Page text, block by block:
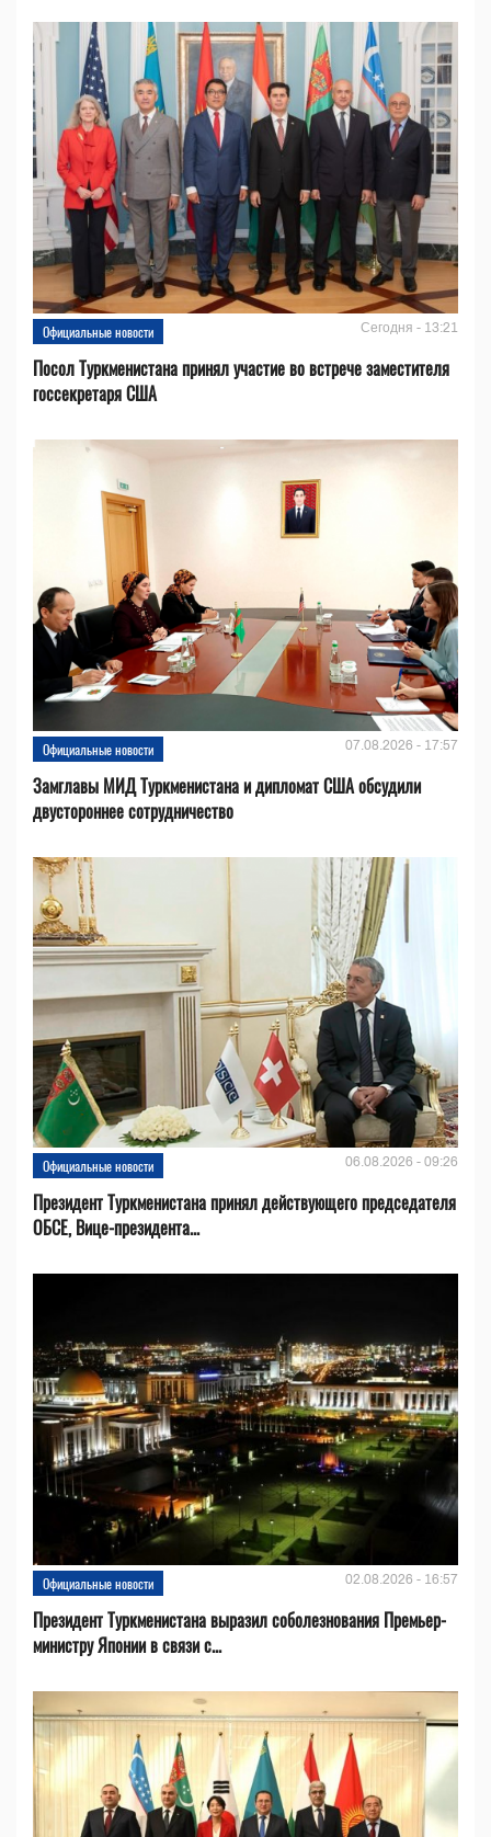
Официальные новости Сегодня - 13:21
Посол Туркменистана принял участие во встрече заместителя
госсекретаря США
Официальные новости 07.08.2026 - 17:57
Замглавы МИД Туркменистана и дипломат США обсудили
двустороннее сотрудничество
Официальные новости 06.08.2026 - 09:26
Президент Туркменистана принял действующего председателя
ОБСЕ, Вице-президента...
Официальные новости 02.08.2026 - 16:57
Президент Туркменистана выразил соболезнования Премьер-
министру Японии в связи с...